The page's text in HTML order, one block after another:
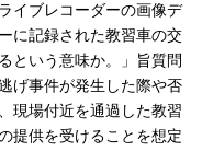
イブレコーダーの画像デ
に記録された教習車の交
という意味か。」旨質問
げ事件が発生した際や否
現場付近を通過した教習
提供を受けることを想定